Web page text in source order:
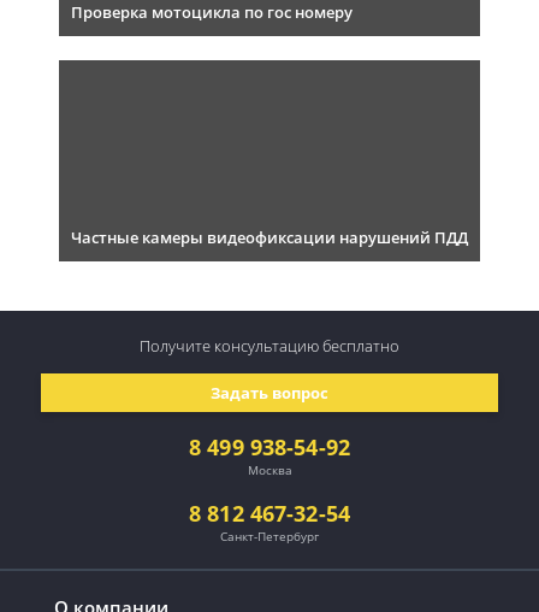
Проверка мотоцикла по гос номеру
Частные камеры видеофиксации нарушений ПДД
О компании
8 499 938-54-92
Москва
8 812 467-32-54
Санкт-Петербург
Задать вопрос
Получите консультациюбесплатно